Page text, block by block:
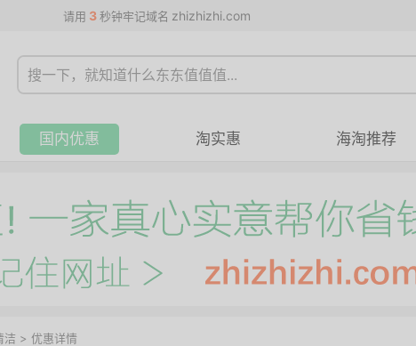
请用 3 秒钟牢记域名 zhizhizhi.com
国内优惠 淘实惠 海淘推荐
洁 > 优惠详情